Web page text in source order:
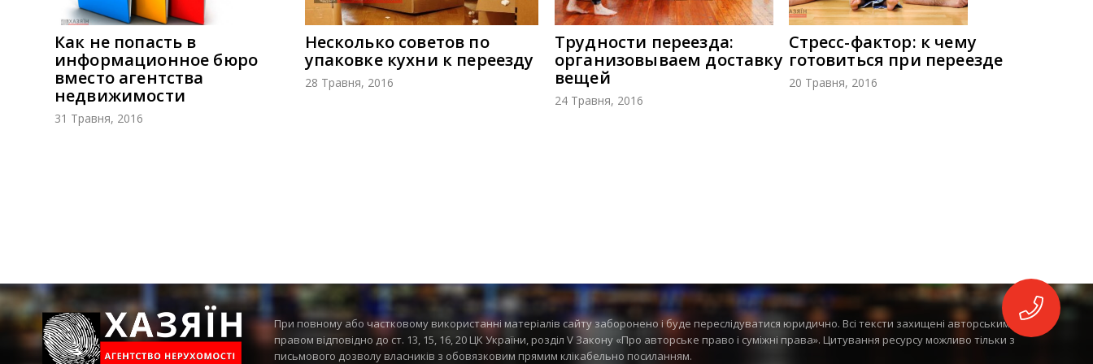
Как не попасть в
информационное бюро
вместо агентства
недвижимости
31 Травня, 2016
Несколько советов по
упаковке кухни к переезду
28 Травня, 2016
Трудности переезда:
организовываем доставку
вещей
24 Травня, 2016
Стресс-фактор: к чему
готовиться при переезде
20 Травня, 2016
При повному або частковому використанні матеріалів сайту заборонено і буде переслідуватися юридично. Всі тексти захищені авторським
правом відповідно до ст. 13, 15, 16, 20 ЦК України, розділ V Закону «Про авторське право і суміжні права». Цитування ресурсу можливо тільки з
письмового дозволу власників з обовязковим прямим клікабельно посиланням.